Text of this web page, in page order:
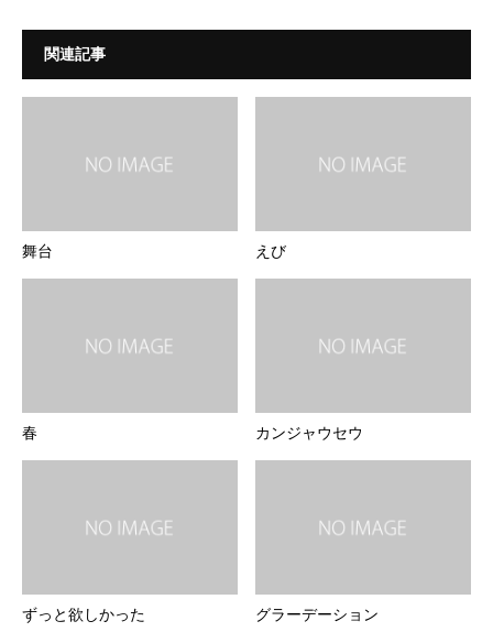
関連記事
舞台 えび
春 カンジャウセウ
ずっと欲しかった グラーデーション